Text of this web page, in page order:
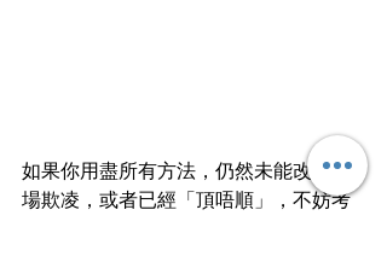
如果你用盡所有方法，仍然未能改善職
場欺凌，或者已經「頂唔順」，不妨考